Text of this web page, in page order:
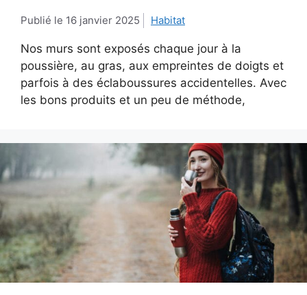
16 janvier 2025 Habitat
Nos murs sont exposés chaque jour à la
poussière, au gras, aux empreintes de doigts et
parfois à des éclaboussures accidentelles. Avec
les bons produits et un peu de méthode,